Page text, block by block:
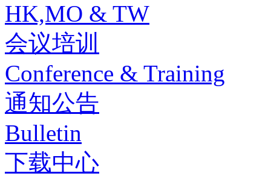
HK,MO & TW
会议培训
Conference & Training
通知公告
Bulletin
下载中心